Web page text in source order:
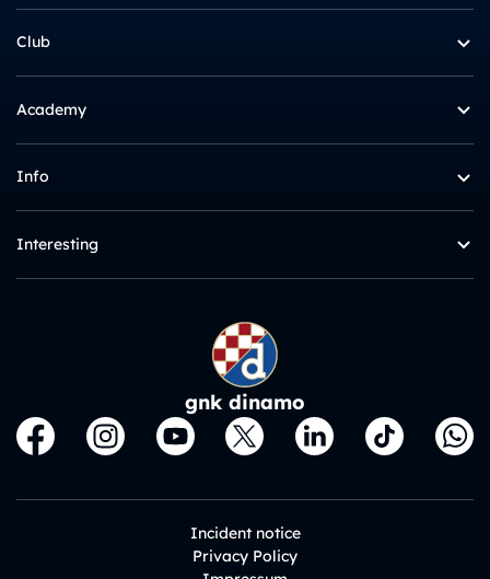
Club
Academy
Info
Interesting
gnk dinamo
Incident notice
Privacy Policy